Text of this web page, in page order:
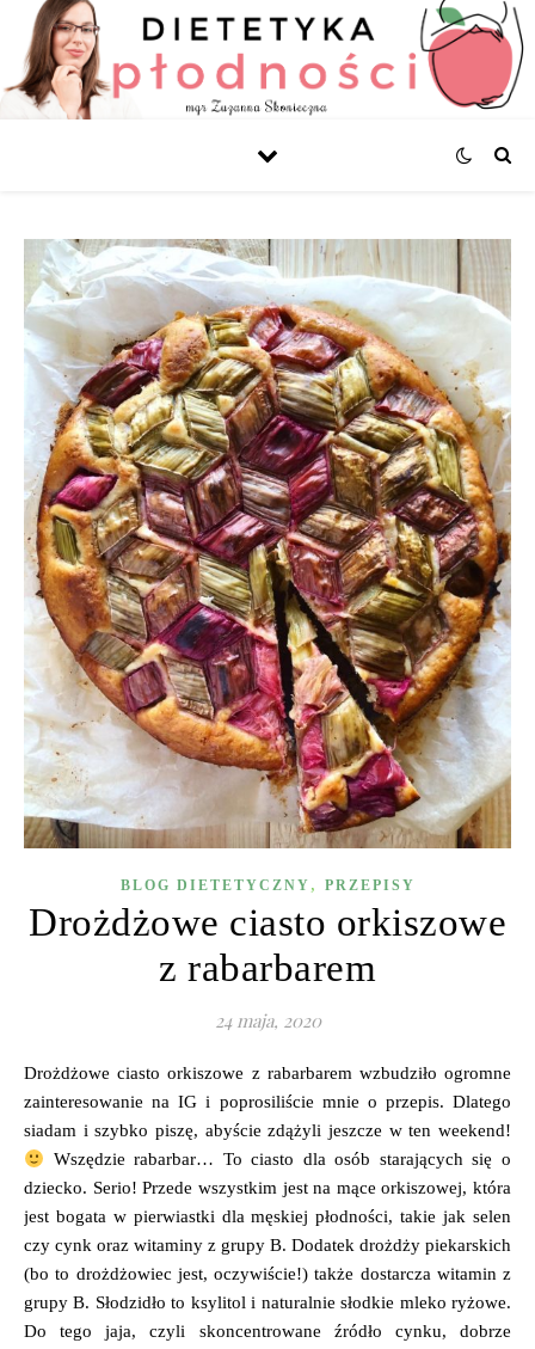
BLOG DIETETYCZNY , PRZEPISY
Drożdżowe ciasto orkiszowe
z rabarbarem
24 maja, 2020
Drożdżowe ciasto orkiszowe z rabarbarem wzbudziło ogromne
zainteresowanie na IG i poprosiliście mnie o przepis. Dlatego
siadam i szybko piszę, abyście zdążyli jeszcze w ten weekend!
Wszędzie rabarbar… To ciasto dla osób starających się o
dziecko. Serio! Przede wszystkim jest na mące orkiszowej, która
jest bogata w pierwiastki dla męskiej płodności, takie jak selen
czy cynk oraz witaminy z grupy B. Dodatek drożdży piekarskich
(bo to drożdżowiec jest, oczywiście!) także dostarcza witamin z
grupy B. Słodzidło to ksylitol i naturalnie słodkie mleko ryżowe.
Do tego jaja, czyli skoncentrowane źródło cynku, dobrze